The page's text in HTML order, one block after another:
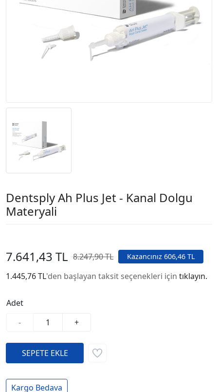
Dentsply Ah Plus Jet - Kanal Dolgu
Materyali
7.641,43 TL 8.247,90 TL Kazancınız 606,46 TL
1.445,76 TL'den başlayan taksit seçenekleri için tıklayın.
Adet
-
+
Kargo Bedava